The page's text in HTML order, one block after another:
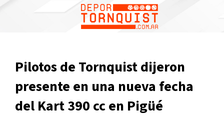
Pilotos de Tornquist dijeron
presente en una nueva fecha
del Kart 390 cc en Pigüé